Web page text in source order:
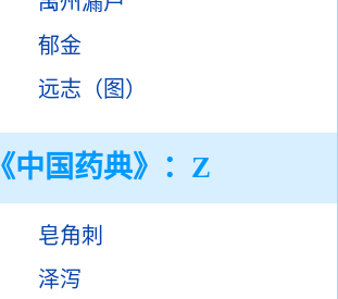
郁金
远志（图）
《中国药典》：Z
皂角刺
泽泻